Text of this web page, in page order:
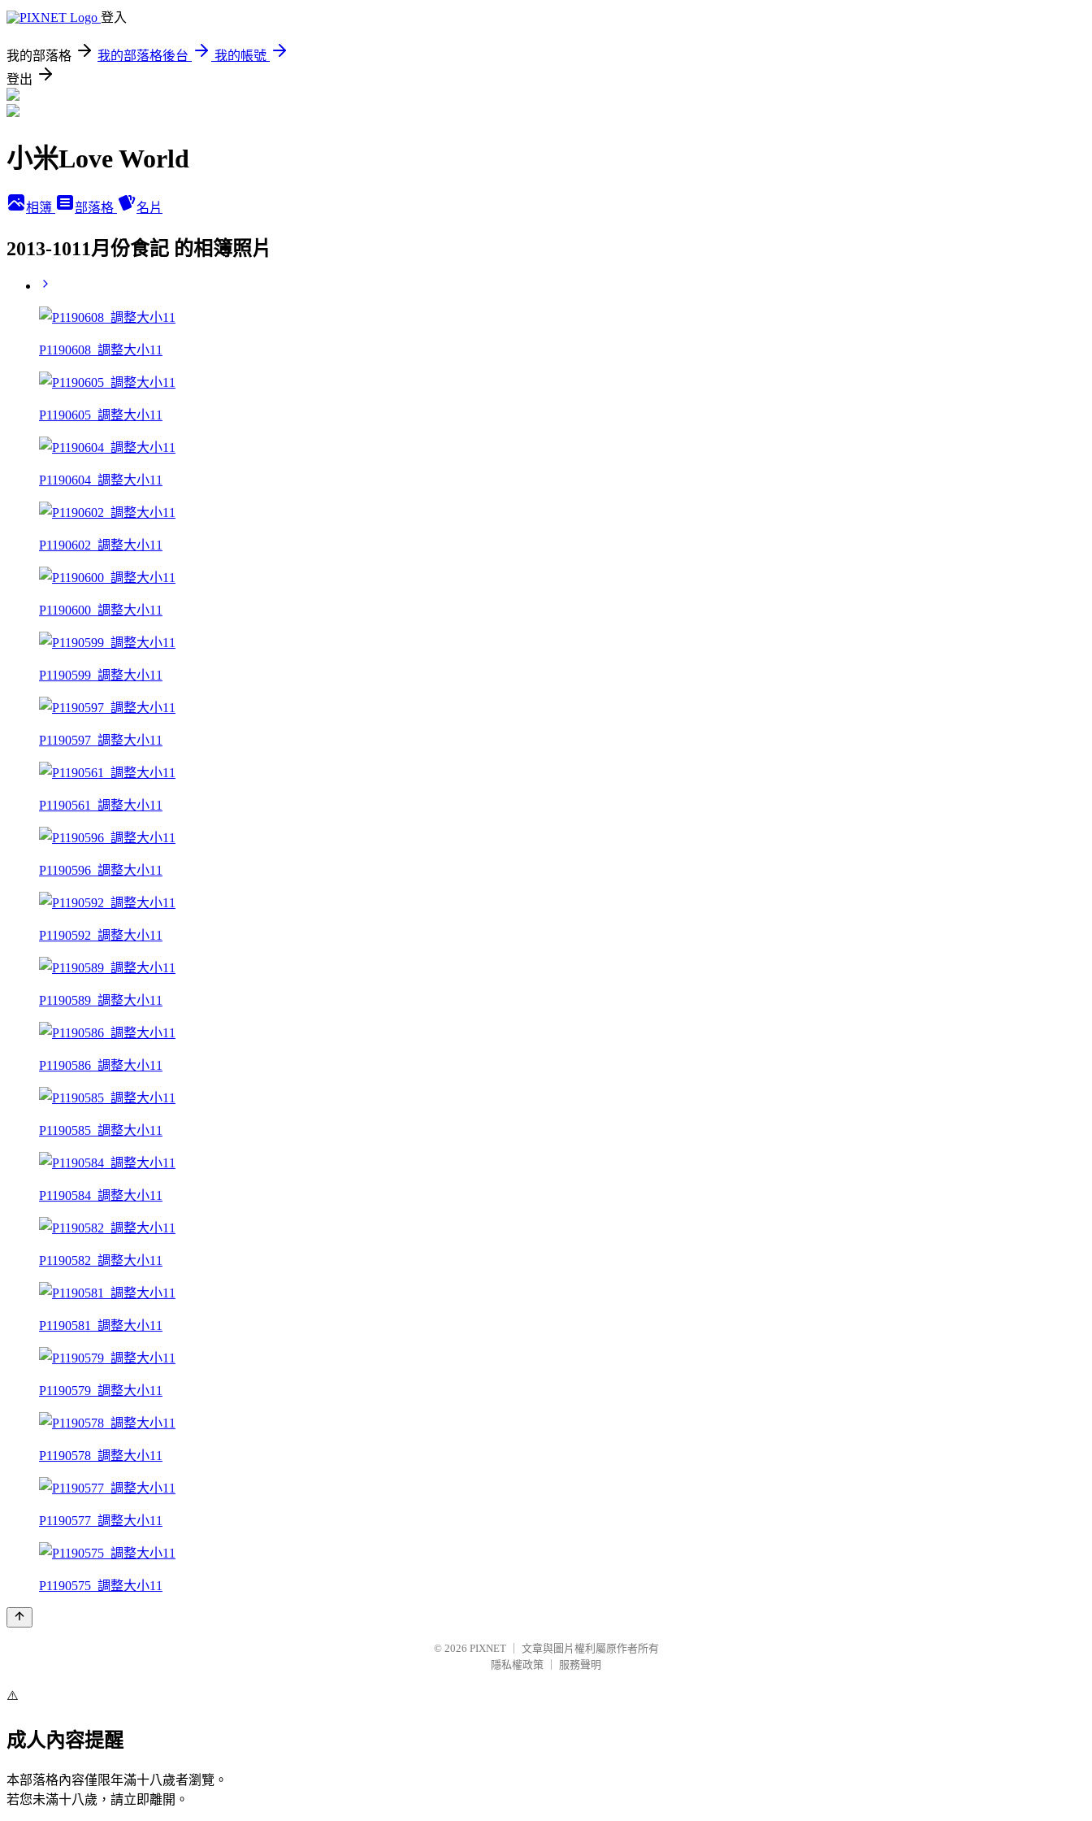
登入
我的部落格 我的部落格後台
我的帳號
登出
小米Love World
相簿 部落格 名片
2013-1011月份食記 的相簿照片
P1190608_調整大小11
P1190605_調整大小11
P1190604_調整大小11
P1190602_調整大小11
P1190600_調整大小11
P1190599_調整大小11
P1190597_調整大小11
P1190561_調整大小11
P1190596_調整大小11
P1190592_調整大小11
P1190589_調整大小11
P1190586_調整大小11
P1190585_調整大小11
P1190584_調整大小11
P1190582_調整大小11
P1190581_調整大小11
P1190579_調整大小11
P1190578_調整大小11
P1190577_調整大小11
P1190575_調整大小11
© 2026 PIXNET
文章與圖片權利屬原作者所有
隱私權政策
服務聲明
⚠️
成人內容提醒
本部落格內容僅限年滿十八歲者瀏覽。
若您未滿十八歲，請立即離開。